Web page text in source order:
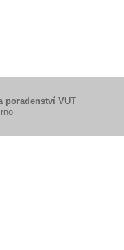
poradenství VUT